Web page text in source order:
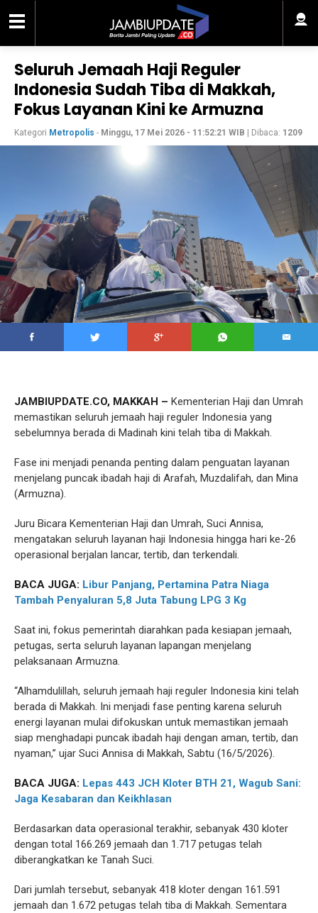
Seluruh Jemaah Haji Reguler
Indonesia Sudah Tiba di Makkah,
Fokus Layanan Kini ke Armuzna
Kategori Metropolis - Minggu, 17 Mei 2026 - 11:52:21 WIB | Dibaca: 1209
JAMBIUPDATE.CO, MAKKAH – Kementerian Haji dan Umrah
memastikan seluruh jemaah haji reguler Indonesia yang
sebelumnya berada di Madinah kini telah tiba di Makkah.
Fase ini menjadi penanda penting dalam penguatan layanan
menjelang puncak ibadah haji di Arafah, Muzdalifah, dan Mina
(Armuzna).
Juru Bicara Kementerian Haji dan Umrah, Suci Annisa,
mengatakan seluruh layanan haji Indonesia hingga hari ke-26
operasional berjalan lancar, tertib, dan terkendali.
BACA JUGA: Libur Panjang, Pertamina Patra Niaga
Tambah Penyaluran 5,8 Juta Tabung LPG 3 Kg
Saat ini, fokus pemerintah diarahkan pada kesiapan jemaah,
petugas, serta seluruh layanan lapangan menjelang
pelaksanaan Armuzna.
“Alhamdulillah, seluruh jemaah haji reguler Indonesia kini telah
berada di Makkah. Ini menjadi fase penting karena seluruh
energi layanan mulai difokuskan untuk memastikan jemaah
siap menghadapi puncak ibadah haji dengan aman, tertib, dan
nyaman,” ujar Suci Annisa di Makkah, Sabtu (16/5/2026).
BACA JUGA: Lepas 443 JCH Kloter BTH 21, Wagub Sani:
Jaga Kesabaran dan Keikhlasan
Berdasarkan data operasional terakhir, sebanyak 430 kloter
dengan total 166.269 jemaah dan 1.717 petugas telah
diberangkatkan ke Tanah Suci.
Dari jumlah tersebut, sebanyak 418 kloter dengan 161.591
jemaah dan 1.672 petugas telah tiba di Makkah. Sementara